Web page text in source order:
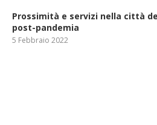
Prossimità e servizi nella città
post-pandemia
5 Febbraio 2022